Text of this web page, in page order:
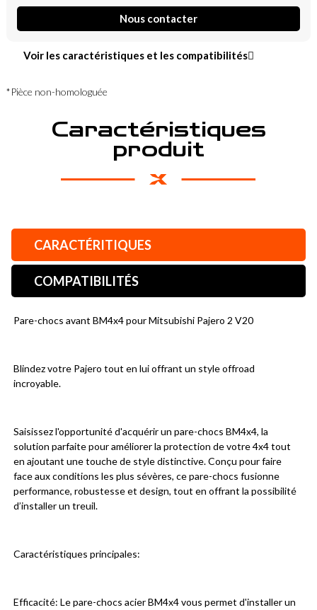
Nous contacter
Voir les caractéristiques et les compatibilités
*Pièce non-homologuée
Caractéristiques
produit
CARACTÉRITIQUES
COMPATIBILITÉS
Pare-chocs avant BM4x4 pour Mitsubishi Pajero 2 V20
Blindez votre Pajero tout en lui offrant un style offroad
incroyable.
Saisissez l'opportunité d'acquérir un pare-chocs BM4x4, la
solution parfaite pour améliorer la protection de votre 4x4 tout
en ajoutant une touche de style distinctive. Conçu pour faire
face aux conditions les plus sévères, ce pare-chocs fusionne
performance, robustesse et design, tout en offrant la possibilité
d’installer un treuil.
Caractéristiques principales:
Efficacité: Le pare-chocs acier BM4x4 vous permet d'installer un